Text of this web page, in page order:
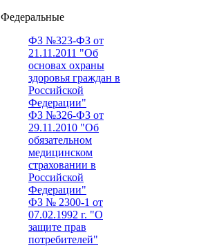
Федеральные
ФЗ №323-ФЗ от
21.11.2011 "Об
основах охраны
здоровья граждан в
Российской
Федерации"
ФЗ №326-ФЗ от
29.11.2010 "Об
обязательном
медицинском
страховании в
Российской
Федерации"
ФЗ № 2300-1 от
07.02.1992 г. "О
защите прав
потребителей"